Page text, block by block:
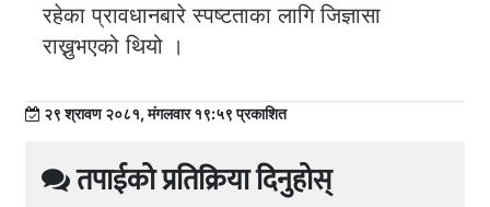
रहेका प्रावधानबारे स्पष्टताका लागि जिज्ञासा
राख्नुभएको थियो ।
२९ श्रावण २०८१, मंगलवार १९:५९ प्रकाशित
तपाईको प्रतिक्रिया दिनुहोस्